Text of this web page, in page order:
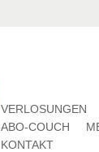
VERLOSUNGEN
ABO-COUCH
KONTAKT